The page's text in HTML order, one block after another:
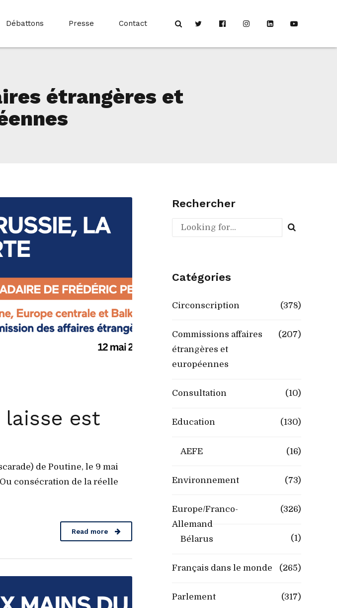
Débattons Presse Contact
étrangères et
laisse est
de Poutine, le 9 mai
consécration de la réelle
Read more
Rechercher
Catégories
Circonscription (378)
Commissions affaires
étrangères et
européennes
(207)
Consultation (10)
Education (130)
AEFE (16)
Environnement (73)
Europe/Franco-
Allemand
(326)
Bélarus (1)
Français dans le monde (265)
Parlement (317)